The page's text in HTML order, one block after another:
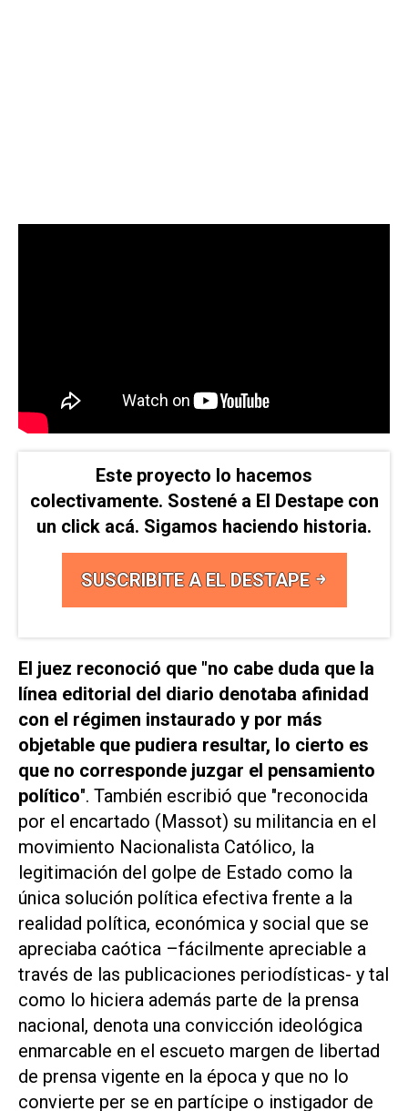
Este proyecto lo hacemos
colectivamente. Sostené a El Destape con
un click acá. Sigamos haciendo historia.
SUSCRIBITE A EL DESTAPE
El juez reconoció que "no cabe duda que la
línea editorial del diario denotaba afinidad
con el régimen instaurado y por más
objetable que pudiera resultar, lo cierto es
que no corresponde juzgar el pensamiento
político". También escribió que "reconocida
por el encartado (Massot) su militancia en el
movimiento Nacionalista Católico, la
legitimación del golpe de Estado como la
única solución política efectiva frente a la
realidad política, económica y social que se
apreciaba caótica –fácilmente apreciable a
través de las publicaciones periodísticas- y tal
como lo hiciera además parte de la prensa
nacional, denota una convicción ideológica
enmarcable en el escueto margen de libertad
de prensa vigente en la época y que no lo
convierte per se en partícipe o instigador de